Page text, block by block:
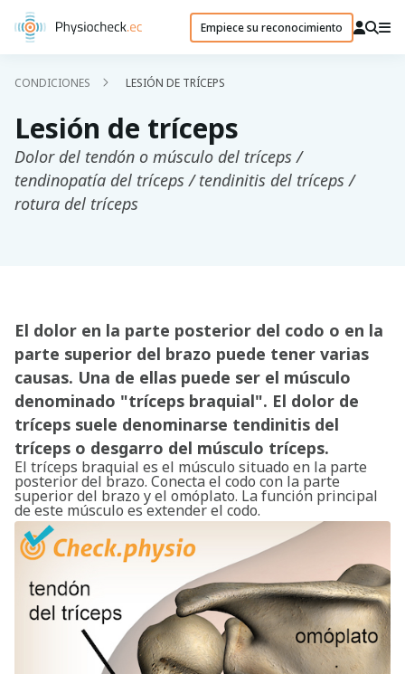
Empiece su reconocimiento
CONDICIONES LESIÓN DE TRÍCEPS
Lesión de tríceps
Dolor del tendón o músculo del tríceps /
tendinopatía del tríceps / tendinitis del tríceps /
rotura del tríceps
El dolor en la parte posterior del codo o en la
parte superior del brazo puede tener varias
causas. Una de ellas puede ser el músculo
denominado "tríceps braquial". El dolor de
tríceps suele denominarse tendinitis del
tríceps o desgarro del músculo tríceps.
El tríceps braquial es el músculo situado en la parte
posterior del brazo. Conecta el codo con la parte
superior del brazo y el omóplato. La función principal
de este músculo es extender el codo.